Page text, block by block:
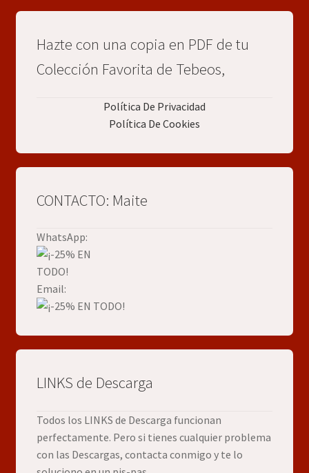
Hazte con una copia en PDF de tu
Colección Favorita de Tebeos,
Política De Privacidad
Política De Cookies
CONTACTO: Maite
WhatsApp:
Email:
LINKS de Descarga
Todos los LINKS de Descarga funcionan
perfectamente. Pero si tienes cualquier problema
con las Descargas, contacta conmigo y te lo